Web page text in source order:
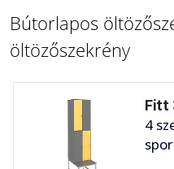
Bútorlapos
öltözőszekrény
Fitt
4